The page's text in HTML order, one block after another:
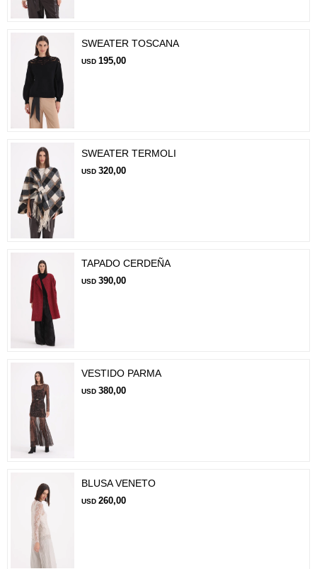
SWEATER TOSCANA
USD 195,00
SWEATER TERMOLI
USD 320,00
TAPADO CERDEÑA
USD 390,00
VESTIDO PARMA
USD 380,00
BLUSA VENETO
USD 260,00